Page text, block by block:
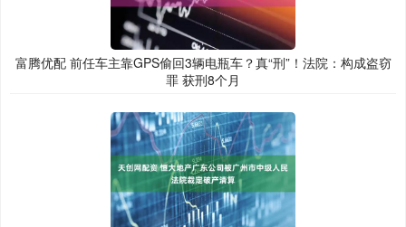
富腾优配 前任车主靠GPS偷回3辆电瓶车？真“刑”！法院：构成盗窃
罪 获刑8个月